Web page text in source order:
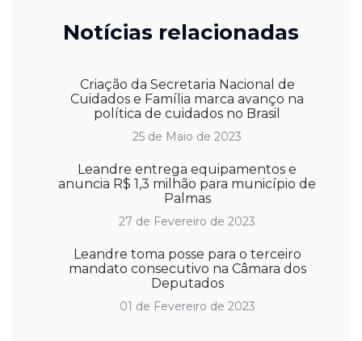
Notícias relacionadas
Criação da Secretaria Nacional de
Cuidados e Família marca avanço na
política de cuidados no Brasil
25 de Maio de 2023
Leandre entrega equipamentos e
anuncia R$ 1,3 milhão para município de
Palmas
27 de Fevereiro de 2023
Leandre toma posse para o terceiro
mandato consecutivo na Câmara dos
Deputados
01 de Fevereiro de 2023